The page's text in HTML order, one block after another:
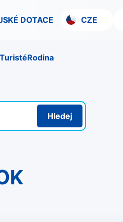
DOTACE CZE
Rodina
Hledej